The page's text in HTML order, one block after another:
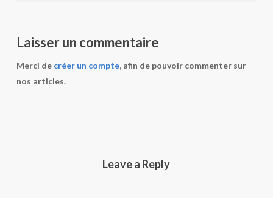
Laisser un commentaire
Merci de créer un compte, afin de pouvoir commenter sur
nos articles.
Leave a Reply